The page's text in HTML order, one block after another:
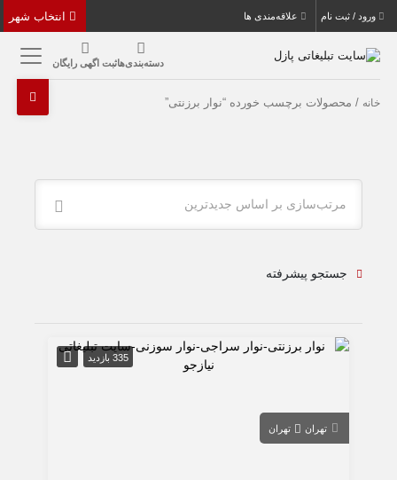
ورود / ثبت نام علاقه‌مندی ها
دسته‌بندی‌هاثبت اگهی رایگان
خانه / محصولات برچسب خورده “نوار برزنتی”
مرتب‌سازی بر اساس جدیدترین
جستجو پیشرفته
335 بازدید
تهران تهران